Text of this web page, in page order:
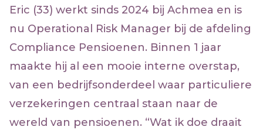
Eric (33) werkt sinds 2024 bij Achmea en is
nu Operational Risk Manager bij de afdeling
Compliance Pensioenen. Binnen 1 jaar
maakte hij al een mooie interne overstap,
van een bedrijfsonderdeel waar particuliere
verzekeringen centraal staan naar de
wereld van pensioenen. “Wat ik doe draait